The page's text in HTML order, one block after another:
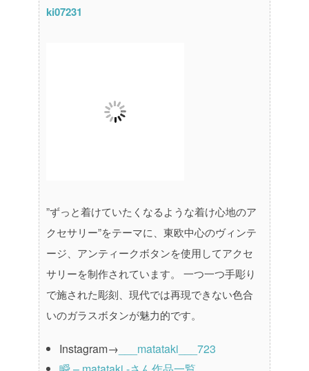
ki07231
”ずっと着けていたくなるような着け心地のア
クセサリー”をテーマに、東欧中心のヴィンテ
ージ、アンティークボタンを使用してアクセ
サリーを制作されています。
一つ一つ手彫り
で施された彫刻、現代では再現できない色合
いのガラスボタンが魅力的です。
Instagram→ ___matataki___723